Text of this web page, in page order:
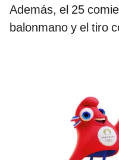
Además, el 25
balonmano y el tiro